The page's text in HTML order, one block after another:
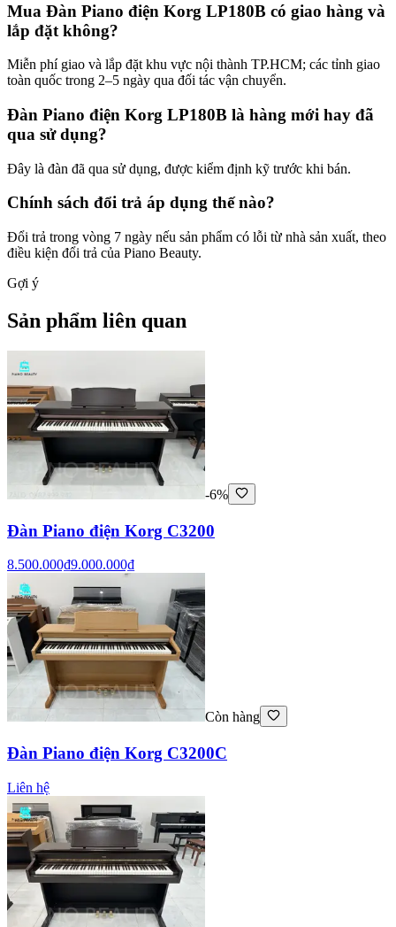
Mua Đàn Piano điện Korg LP180B có giao hàng và
lắp đặt không?
Miễn phí giao và lắp đặt khu vực nội thành TP.HCM; các tỉnh giao
toàn quốc trong 2–5 ngày qua đối tác vận chuyển.
Đàn Piano điện Korg LP180B là hàng mới hay đã
qua sử dụng?
Đây là đàn đã qua sử dụng, được kiểm định kỹ trước khi bán.
Chính sách đổi trả áp dụng thế nào?
Đổi trả trong vòng 7 ngày nếu sản phẩm có lỗi từ nhà sản xuất, theo
điều kiện đổi trả của Piano Beauty.
Gợi ý
Sản phẩm liên quan
-6%
Đàn Piano điện Korg C3200
8.500.000₫9.000.000₫
Còn hàng
Đàn Piano điện Korg C3200C
Liên hệ